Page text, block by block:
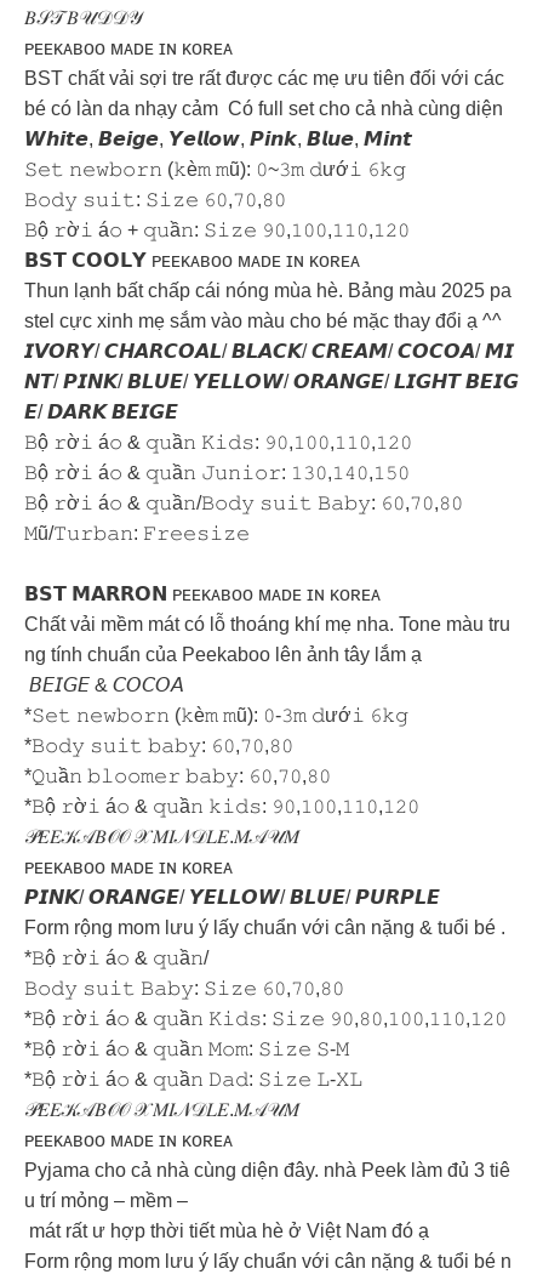
𝐵𝒮𝒯 𝐵𝒰𝒟𝒟𝒴
ᴘᴇᴇᴋᴀʙᴏᴏ ᴍᴀᴅᴇ ɪɴ ᴋᴏʀᴇᴀ
BST chất vải sợi tre rất được các mẹ ưu tiên đối với các
bé có làn da nhạy cảm Có full set cho cả nhà cùng diện
𝙒𝙝𝙞𝙩𝙚, 𝘽𝙚𝙞𝙜𝙚, 𝙔𝙚𝙡𝙡𝙤𝙬, 𝙋𝙞𝙣𝙠, 𝘽𝙡𝙪𝙚, 𝙈𝙞𝙣𝙩
𝚂𝚎𝚝 𝚗𝚎𝚠𝚋𝚘𝚛𝚗 (𝚔è𝚖 𝚖ũ): 𝟶~𝟹𝚖 𝚍ướ𝚒 𝟼𝚔𝚐
𝙱𝚘𝚍𝚢 𝚜𝚞𝚒𝚝: 𝚂𝚒𝚣𝚎 𝟼𝟶,𝟽𝟶,𝟾𝟶
𝙱ộ 𝚛ờ𝚒 á𝚘 + 𝚚𝚞ầ𝚗: 𝚂𝚒𝚣𝚎 𝟿𝟶,𝟷𝟶𝟶,𝟷𝟷𝟶,𝟷𝟸𝟶
️𝗕𝗦𝗧 𝗖𝗢𝗢𝗟𝗬️ ᴘᴇᴇᴋᴀʙᴏᴏ ᴍᴀᴅᴇ ɪɴ ᴋᴏʀᴇᴀ
Thun lạnh bất chấp cái nóng mùa hè. Bảng màu 2025 pa
stel cực xinh mẹ sắm vào màu cho bé mặc thay đổi ạ ^^
𝙄𝙑𝙊𝙍𝙔/ 𝘾𝙃𝘼𝙍𝘾𝙊𝘼𝙇/ 𝘽𝙇𝘼𝘾𝙆/ 𝘾𝙍𝙀𝘼𝙈/ 𝘾𝙊𝘾𝙊𝘼/ 𝙈𝙄
𝙉𝙏/ 𝙋𝙄𝙉𝙆/ 𝘽𝙇𝙐𝙀/ 𝙔𝙀𝙇𝙇𝙊𝙒/ 𝙊𝙍𝘼𝙉𝙂𝙀/ 𝙇𝙄𝙂𝙃𝙏 𝘽𝙀𝙄𝙂
𝙀/ 𝘿𝘼𝙍𝙆 𝘽𝙀𝙄𝙂𝙀
𝙱ộ 𝚛ờ𝚒 á𝚘 & 𝚚𝚞ầ𝚗 𝙺𝚒𝚍𝚜: 𝟿𝟶,𝟷𝟶𝟶,𝟷𝟷𝟶,𝟷𝟸𝟶
𝙱ộ 𝚛ờ𝚒 á𝚘 & 𝚚𝚞ầ𝚗 𝙹𝚞𝚗𝚒𝚘𝚛: 𝟷𝟹𝟶,𝟷𝟺𝟶,𝟷𝟻𝟶
𝙱ộ 𝚛ờ𝚒 á𝚘 & 𝚚𝚞ầ𝚗/𝙱𝚘𝚍𝚢 𝚜𝚞𝚒𝚝 𝙱𝚊𝚋𝚢: 𝟼𝟶,𝟽𝟶,𝟾𝟶
𝙼ũ/𝚃𝚞𝚛𝚋𝚊𝚗: 𝙵𝚛𝚎𝚎𝚜𝚒𝚣𝚎
𝗕𝗦𝗧 𝗠𝗔𝗥𝗥𝗢𝗡 ᴘᴇᴇᴋᴀʙᴏᴏ ᴍᴀᴅᴇ ɪɴ ᴋᴏʀᴇᴀ
Chất vải mềm mát có lỗ thoáng khí mẹ nha. Tone màu tru
ng tính chuẩn của Peekaboo lên ảnh tây lắm ạ
𝘉𝘌𝘐𝘎𝘌 & 𝘊𝘖𝘊𝘖𝘈
*𝚂𝚎𝚝 𝚗𝚎𝚠𝚋𝚘𝚛𝚗 (𝚔è𝚖 𝚖ũ): 𝟶-𝟹𝚖 𝚍ướ𝚒 𝟼𝚔𝚐
*𝙱𝚘𝚍𝚢 𝚜𝚞𝚒𝚝 𝚋𝚊𝚋𝚢: 𝟼𝟶,𝟽𝟶,𝟾𝟶
*𝚀𝚞ầ𝚗 𝚋𝚕𝚘𝚘𝚖𝚎𝚛 𝚋𝚊𝚋𝚢: 𝟼𝟶,𝟽𝟶,𝟾𝟶
*𝙱ộ 𝚛ờ𝚒 á𝚘 & 𝚚𝚞ầ𝚗 𝚔𝚒𝚍𝚜: 𝟿𝟶,𝟷𝟶𝟶,𝟷𝟷𝟶,𝟷𝟸𝟶
𝒫𝐸𝐸𝒦𝒜𝐵𝒪𝒪 𝒳 𝑀𝐼𝒩𝒟𝐿𝐸.𝑀𝒜𝒰𝑀
ᴘᴇᴇᴋᴀʙᴏᴏ ᴍᴀᴅᴇ ɪɴ ᴋᴏʀᴇᴀ
𝙋𝙄𝙉𝙆/ 𝙊𝙍𝘼𝙉𝙂𝙀/ 𝙔𝙀𝙇𝙇𝙊𝙒/ 𝘽𝙇𝙐𝙀/ 𝙋𝙐𝙍𝙋𝙇𝙀
Form rộng mom lưu ý lấy chuẩn với cân nặng & tuổi bé .
*𝙱ộ 𝚛ờ𝚒 á𝚘 & 𝚚𝚞ầ𝚗/
𝙱𝚘𝚍𝚢 𝚜𝚞𝚒𝚝 𝙱𝚊𝚋𝚢: 𝚂𝚒𝚣𝚎 𝟼𝟶,𝟽𝟶,𝟾𝟶
*𝙱ộ 𝚛ờ𝚒 á𝚘 & 𝚚𝚞ầ𝚗 𝙺𝚒𝚍𝚜: 𝚂𝚒𝚣𝚎 𝟿𝟶,𝟾𝟶,𝟷𝟶𝟶,𝟷𝟷𝟶,𝟷𝟸𝟶
*𝙱ộ 𝚛ờ𝚒 á𝚘 & 𝚚𝚞ầ𝚗 𝙼𝚘𝚖: 𝚂𝚒𝚣𝚎 𝚂-𝙼
*𝙱ộ 𝚛ờ𝚒 á𝚘 & 𝚚𝚞ầ𝚗 𝙳𝚊𝚍: 𝚂𝚒𝚣𝚎 𝙻-𝚇𝙻
𝒫𝐸𝐸𝒦𝒜𝐵𝒪𝒪 𝒳 𝑀𝐼𝒩𝒟𝐿𝐸.𝑀𝒜𝒰𝑀
ᴘᴇᴇᴋᴀʙᴏᴏ ᴍᴀᴅᴇ ɪɴ ᴋᴏʀᴇᴀ
Pyjama cho cả nhà cùng diện đây. nhà Peek làm đủ 3 tiê
u trí mỏng – mềm –
mát rất ư hợp thời tiết mùa hè ở Việt Nam đó ạ
Form rộng mom lưu ý lấy chuẩn với cân nặng & tuổi bé n